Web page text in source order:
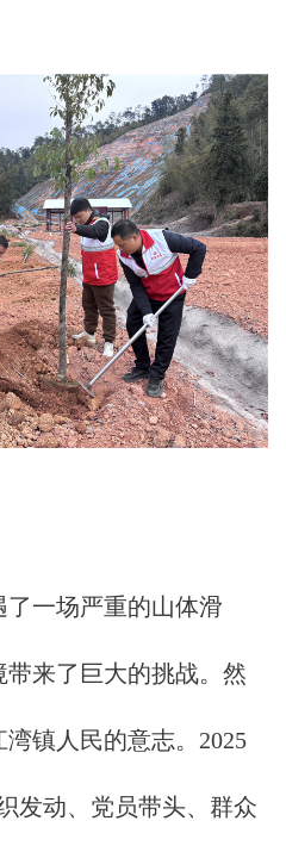
一场严重的山体滑
来了巨大的挑战。然
镇人民的意志。2025
发动、党员带头、群众